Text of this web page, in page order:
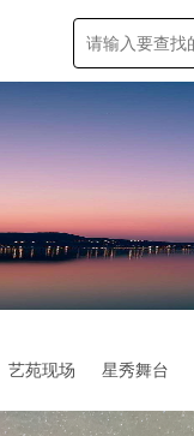
艺苑现场 星秀舞台